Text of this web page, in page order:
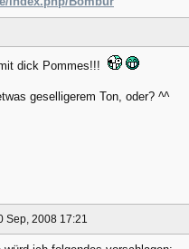
dick Pommes!!!
geselligerem Ton, oder? ^^
Sep, 2008 17:21